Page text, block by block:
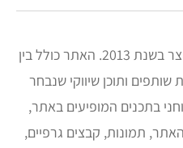
האתר פרנקופילים אנונימיים נוצר בשנת 2013. האתר כולל בין
ותוכן שיווקי שנבחר
בתכנים המופיעים באתר,
תמונות, קבצים גרפיים,